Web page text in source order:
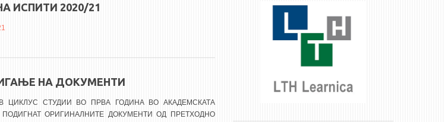
ИСПИТИ 2020/21
НА ДОКУМЕНТИ
ЦИКЛУС СТУДИИ ВО ПРВА ГОДИНА ВО АКАДЕМСКАТА
ПОДИГНАТ ОРИГИНАЛНИТЕ ДОКУМЕНТИ ОД ПРЕТХОДНО